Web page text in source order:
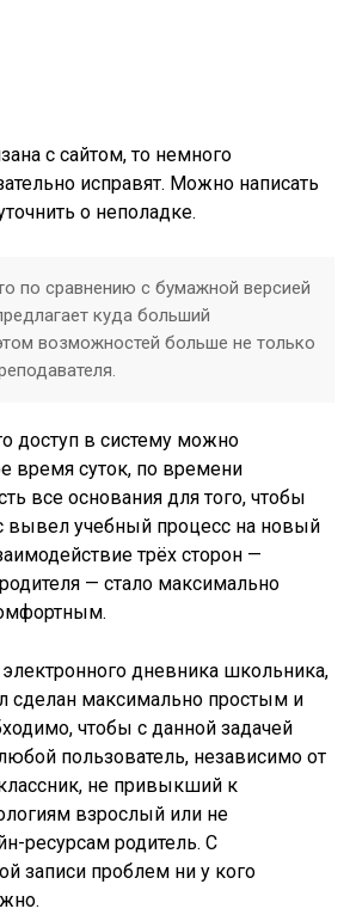
с сайтом, то немного
исправят. Можно написать
о неполадке.
по сравнению с бумажной версией
куда больший
возможностей больше не только
доступ в систему можно
время суток, по времени
все основания для того, чтобы
вывел учебный процесс на новый
трёх сторон —
— стало максимально
дневника школьника,
сделан максимально простым и
чтобы с данной задачей
пользователь, независимо от
не привыкший к
взрослый или не
ресурсам родитель. С
записи проблем ни у кого